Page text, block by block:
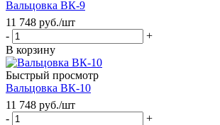
Вальцовка ВК-9
11 748 руб./шт
-
+
В корзину
Быстрый просмотр
Вальцовка ВК-10
11 748 руб./шт
-
+